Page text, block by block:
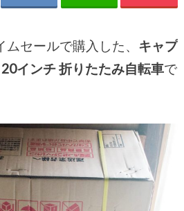
セールで購入した、 キャプ
インチ 折りたたみ自転車で